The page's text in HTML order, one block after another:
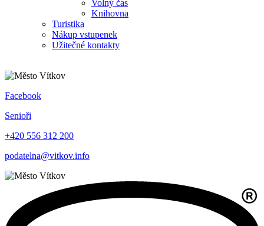
Volný čas
Knihovna
Turistika
Nákup vstupenek
Užitečné kontakty
Facebook
Senioři
+420 556 312 200
podatelna@vitkov.info